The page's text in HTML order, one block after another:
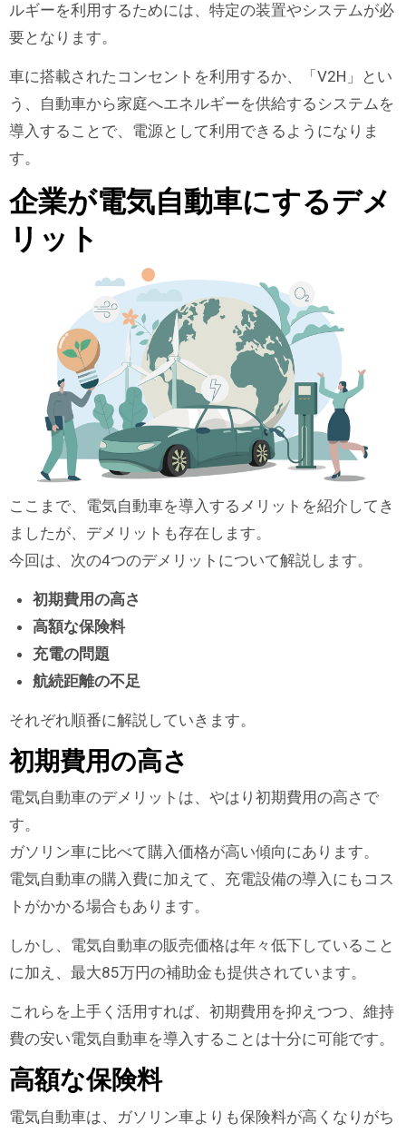
ルギーを利用するためには、特定の装置やシステムが必
要となります。
車に搭載されたコンセントを利用するか、「V2H」とい
う、自動車から家庭へエネルギーを供給するシステムを
導入することで、電源として利用できるようになりま
す。
企業が電気自動車にするデメ
リット
ここまで、電気自動車を導入するメリットを紹介してき
ましたが、デメリットも存在します。
今回は、次の4つのデメリットについて解説します。
初期費用の高さ
高額な保険料
充電の問題
航続距離の不足
それぞれ順番に解説していきます。
初期費用の高さ
電気自動車のデメリットは、やはり初期費用の高さで
す。
ガソリン車に比べて購入価格が高い傾向にあります。
電気自動車の購入費に加えて、充電設備の導入にもコス
トがかかる場合もあります。
しかし、電気自動車の販売価格は年々低下していること
に加え、最大85万円の補助金も提供されています。
これらを上手く活用すれば、初期費用を抑えつつ、維持
費の安い電気自動車を導入することは十分に可能です。
高額な保険料
電気自動車は、ガソリン車よりも保険料が高くなりがち